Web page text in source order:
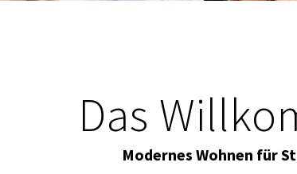
Das
Modernes Wohnen für